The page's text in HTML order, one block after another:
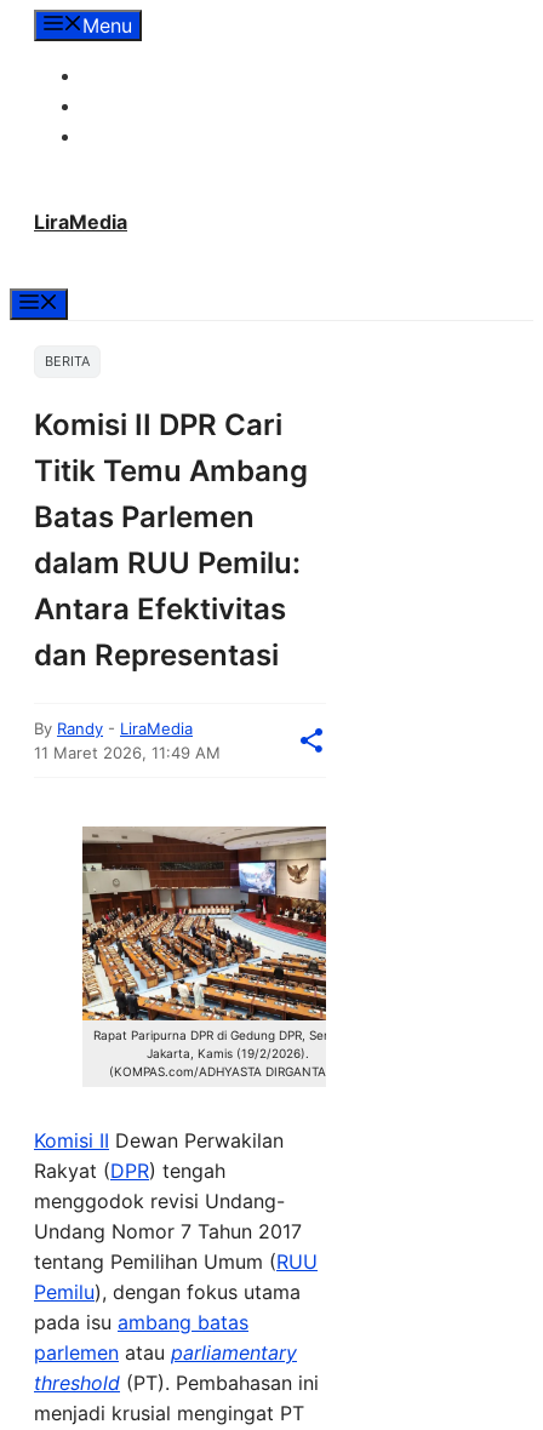
LangsungMenu
LiraMedia
BERITA
Komisi II DPR Cari
Titik Temu Ambang
Batas Parlemen
dalam RUU Pemilu:
Antara Efektivitas
dan Representasi
By Randy - LiraMedia
11 Maret 2026, 11:49 AM
Rapat Paripurna DPR di Gedung DPR, Senayan,
Jakarta, Kamis (19/2/2026).
(KOMPAS.com/ADHYASTA DIRGANTARA)
Komisi II Dewan Perwakilan
Rakyat (DPR) tengah
menggodok revisi Undang-
Undang Nomor 7 Tahun 2017
tentang Pemilihan Umum (RUU
Pemilu), dengan fokus utama
pada isu ambang batas
parlemen atau parliamentary
threshold (PT). Pembahasan ini
menjadi krusial mengingat PT